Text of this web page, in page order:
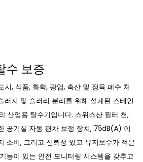
수 보증
시, 식품, 화학, 광업, 축산 및 정육 폐수 처
러지 및 슬러리 분리를 위해 설계된 스테인
산업용 탈수기입니다. 스위스산 필터 천,
공기실 자동 편차 보정 장치, 75dB(A) 이
소비, 그리고 신뢰성 있고 유지보수가 적은
능이 있는 안전 모니터링 시스템을 갖추고